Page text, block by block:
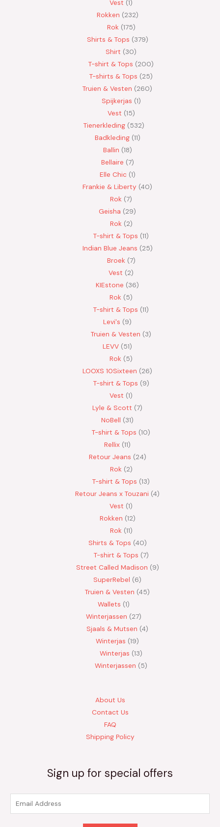
Vest 1
Rokken 232
Rok 175
Shirts & Tops 379
Shirt
30
T-shirt & Tops
200
T-shirts & Tops
25
Truien & Vesten
260
Spijkerjas 1
Vest 15
Tienerkleding 532
Badkleding 11
Ballin 18
Bellaire 7
Elle Chic 1
Frankie & Liberty 40
Rok 7
Geisha
29
Rok 2
T-shirt & Tops 11
Indian Blue Jeans 25
Broek 7
Vest
2
KIEstone
36
Rok
5
T-shirt & Tops 11
Levi's
9
Truien & Vesten
3
LEVV 51
Rok
5
LOOXS 10Sixteen
26
T-shirt & Tops 9
Vest 1
Lyle & Scott 7
NoBell
31
T-shirt & Tops 10
Rellix 11
Retour Jeans 24
Rok 2
T-shirt & Tops 13
Retour Jeans x Touzani 4
Vest 1
Rokken 12
Rok 11
Shirts & Tops 40
T-shirt & Tops 7
Street Called Madison 9
SuperRebel
6
Truien & Vesten 45
Wallets 1
Winterjassen
27
Sjaals & Mutsen 4
Winterjas 19
Winterjas 13
Winterjassen
5
About Us
Contact Us
FAQ
Shipping Policy
Sign up for special offers
m